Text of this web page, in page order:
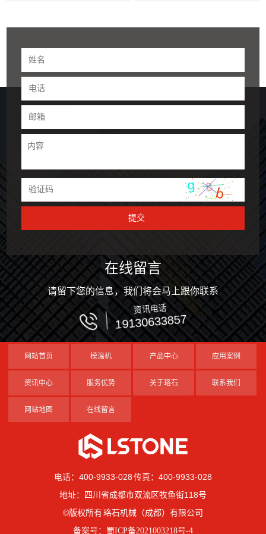
在线留言
请留下您的信息，我们将会马上跟你联系
资讯电话
19130633857
网站首页 模温机 产品中心 应用案例
资讯中心 服务优势 关于珞石 联系我们
网站地图 在线留言
电话：400-9933-028 传真：400-9933-028
地址：四川省成都市双流区牧鱼街118号
©版权所有 珞石机械（成都）有限公司
备案号： 蜀ICP备2021003218号-4